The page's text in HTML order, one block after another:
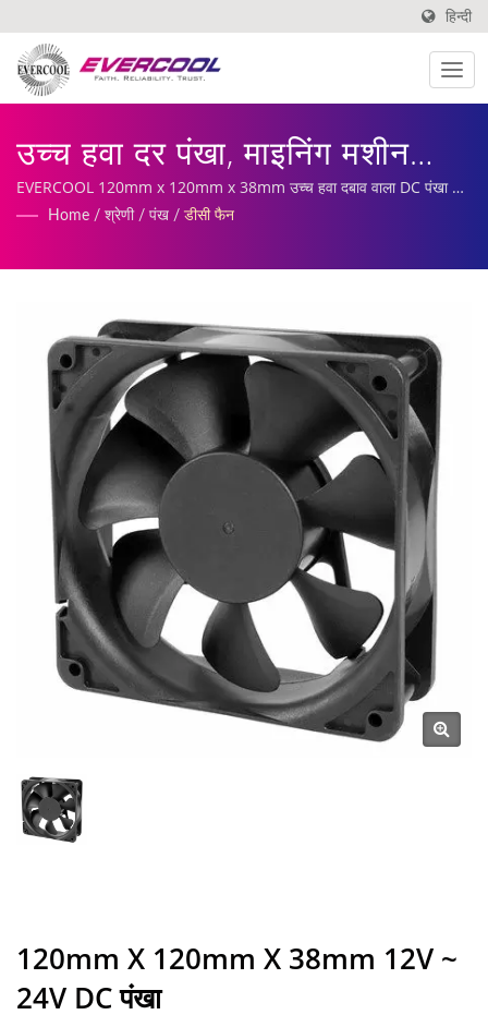
हिन्दी
उच्च हवा दर पंखा, माइनिंग मशीन
कूलिंग पंखा, अक्षीय पंखा, चार्जिंग पाइल
निर्माता | EVERCOOL
EVERCOOL 120mm x 120mm x 38mm उच्च हवा दबाव वाला DC पंखा |
हमारी सेवाओं में कस्टमाइज्ड डीसी फैन, हीटसिंक उत्पादन और निर्माण शामिल हैं।
Home / श्रेणी / पंख / डीसी फैन
120mm X 120mm X 38mm 12V ~
24V DC पंखा